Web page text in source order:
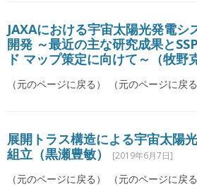
JAXAにおける宇宙太陽光発電シ
開発 ～最近の主な研究成果と
ド マップ策定に向けて～（牧野
（元のページに戻る） （元のページに戻
展開トラス構造による宇宙太陽
組立（黒瀬豊敏）
[2019年6月7日]
（元のページに戻る） （元のページに戻